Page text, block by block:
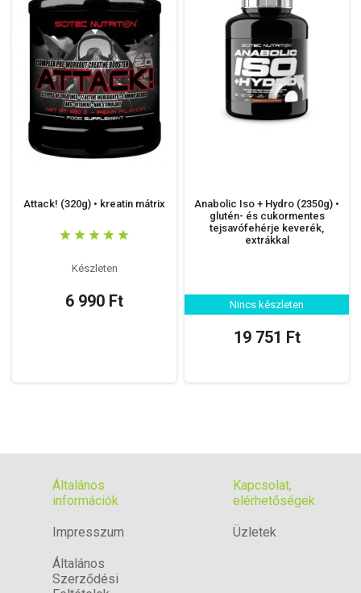
Attack! (320g) • kreatin mátrix
Készleten
6 990 Ft
Anabolic Iso + Hydro (2350g) •
glutén- és cukormentes
tejsavófehérje keverék,
extrákkal
Nincs készleten
19 751 Ft
Általános
információk
Impresszum
Általános
Szerződési
Kapcsolat,
elérhetőségek
Üzletek